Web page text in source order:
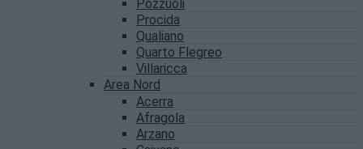
Pozzuoli
Procida
Qualiano
Quarto Flegreo
Villaricca
Area Nord
Acerra
Afragola
Arzano